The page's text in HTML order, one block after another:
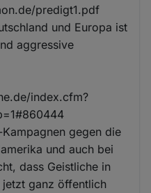
predigt1.pdf
und Europa ist
aggressive
index.cfm?
gegen die
und auch bei
dass Geistliche in
jetzt ganz öffentlich